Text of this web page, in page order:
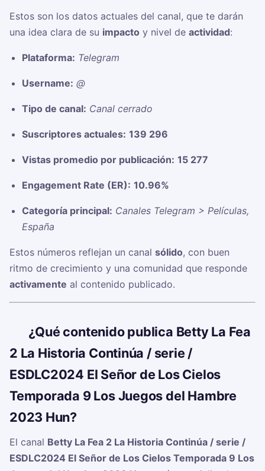
Estos son los datos actuales del canal, que te darán
una idea clara de su impacto y nivel de actividad:
Plataforma: Telegram
Username: @
Tipo de canal: Canal cerrado
Suscriptores actuales: 139 296
Vistas promedio por publicación: 15 277
Engagement Rate (ER): 10.96%
Categoría principal: Canales Telegram > Películas,
España
Estos números reflejan un canal sólido, con buen
ritmo de crecimiento y una comunidad que responde
activamente al contenido publicado.
¿Qué contenido publica Betty La Fea
2 La Historia Continúa / serie /
ESDLC2024 El Señor de Los Cielos
Temporada 9 Los Juegos del Hambre
2023 Hun?
El canal Betty La Fea 2 La Historia Continúa / serie /
ESDLC2024 El Señor de Los Cielos Temporada 9 Los